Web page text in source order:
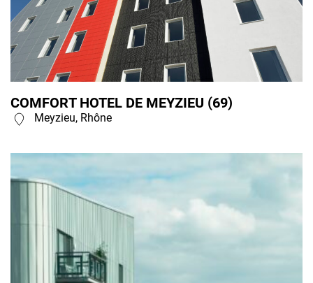
COMFORT HOTEL DE MEYZIEU (69)
Meyzieu, Rhône